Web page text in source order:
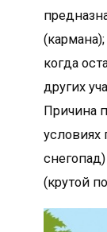
(кармана);
когда
других
Причина
условиях
(крутой